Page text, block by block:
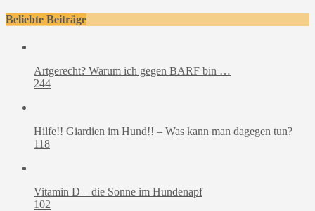
Beliebte Beiträge
Artgerecht? Warum ich gegen BARF bin …
244
Hilfe!! Giardien im Hund!! – Was kann man dagegen tun?
118
Vitamin D – die Sonne im Hundenapf
102